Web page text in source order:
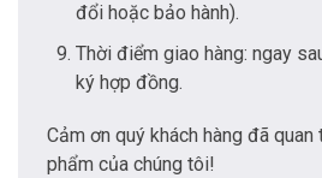
đổi hoặc bảo hành).
Thời điểm giao hàng: ngay
ký hợp đồng.
Cảm ơn quý khách hàng đã
phẩm của chúng tôi!